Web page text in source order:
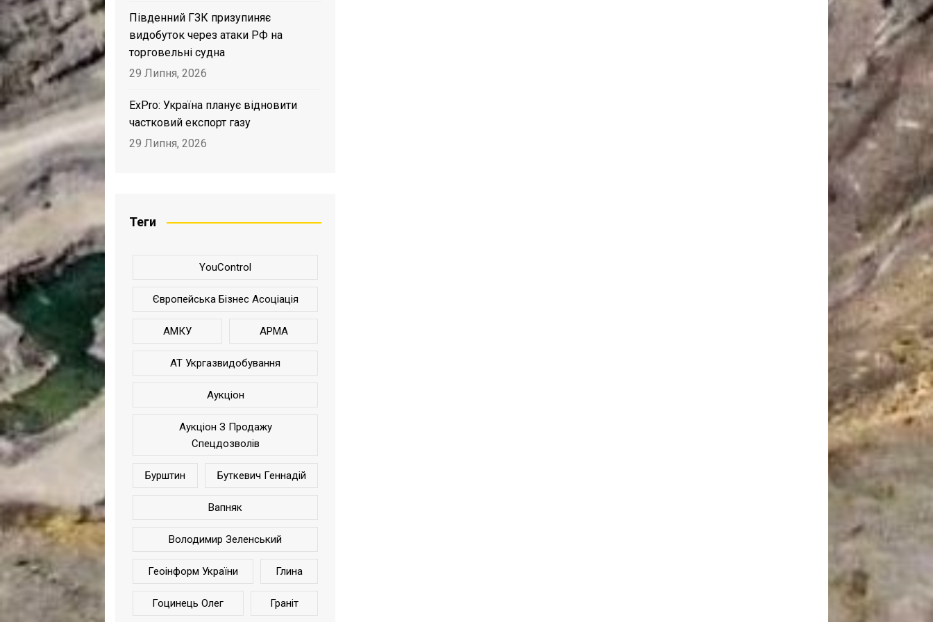
Південний ГЗК призупиняє
видобуток через атаки РФ на
торговельні судна
29 Липня, 2026
ExPro: Україна планує відновити
частковий експорт газу
29 Липня, 2026
Теги
YouControl
Європейська Бізнес Асоціація
АМКУ АРМА
АТ Укргазвидобування
Аукціон
Аукціон З Продажу
Спецдозволів
Бурштин Буткевич Геннадій
Вапняк
Володимир Зеленський
Геоінформ України Глина
Гоцинець Олег Граніт